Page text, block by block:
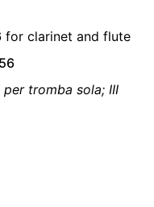
for clarinet and flute
tromba sola; III